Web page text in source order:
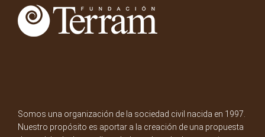
Somos una organización de la sociedad civil nacida en 1997.
Nuestro propósito es aportar a la creación de una propuesta